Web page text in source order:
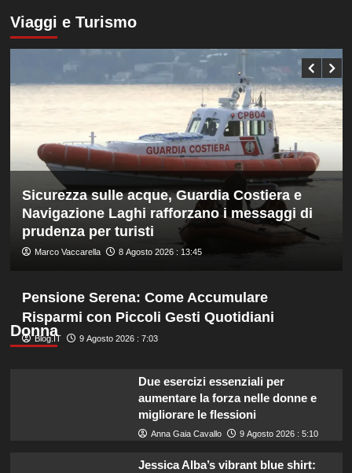
del
su
Gran
Bezzecchi
torna
è
davanti
tutti
nelle
Practice
Viaggi e Turismo
Sicurezza sulle acque, Guardia Costiera e
Navigazione Laghi rafforzano i messaggi di
prudenza per turisti
Marco Vaccarella 8 Agosto 2026 : 13:45
Donna
Pensione Serena: Come Accumulare
Risparmi con Piccoli Gesti Quotidiani
Blog.IT 9 Agosto 2026 : 7:03
Due esercizi essenziali per
aumentare la forza nelle donne e
migliorare le flessioni
Anna Gaia Cavallo 9 Agosto 2026 : 5:10
Jessica Alba’s vibrant blue shirt: